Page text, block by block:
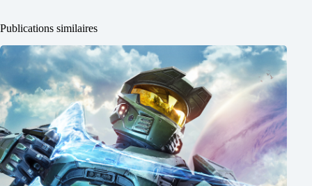
Publications similaires